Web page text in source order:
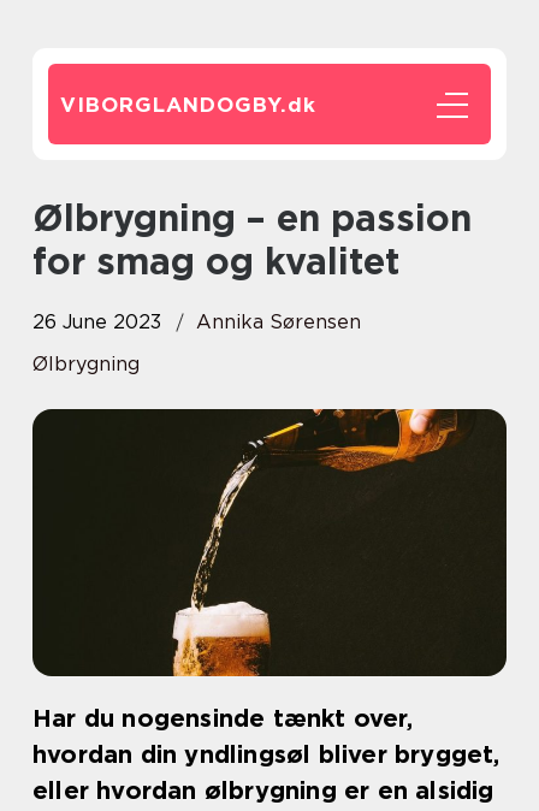
VIBORGLANDOGBY.dk
Ølbrygning – en passion
for smag og kvalitet
26 June 2023
Annika Sørensen
Ølbrygning
Har du nogensinde tænkt over,
hvordan din yndlingsøl bliver brygget,
eller hvordan ølbrygning er en alsidig